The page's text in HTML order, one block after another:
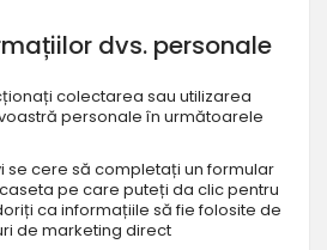
dvs. personale
colectarea sau utilizarea
personale în următoarele
se cere să completați un formular
pe care puteți da clic pentru
ca informațiile să fie folosite de
de marketing direct